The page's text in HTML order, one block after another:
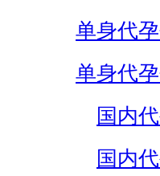
单身代
单身代
国内
国内